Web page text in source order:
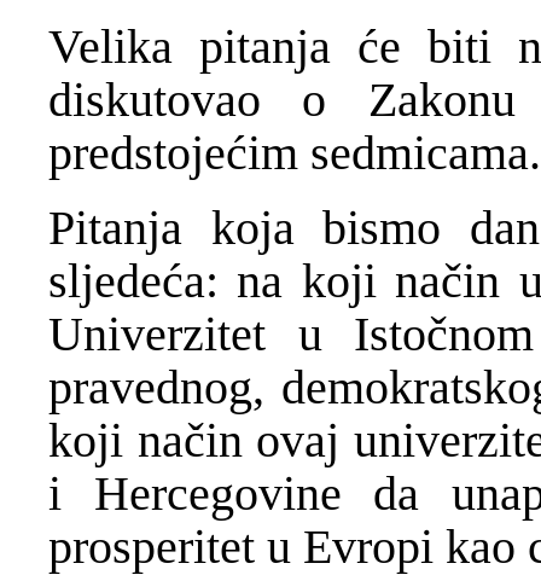
Velika pitanja će biti
diskutovao o
predstojećim sedmicama.
Pitanja koja bismo
sljedeća: na koji
Univerzitet u
pravednog,
koji način ovaj
i Hercegovine da
prosperitet u Evropi kao